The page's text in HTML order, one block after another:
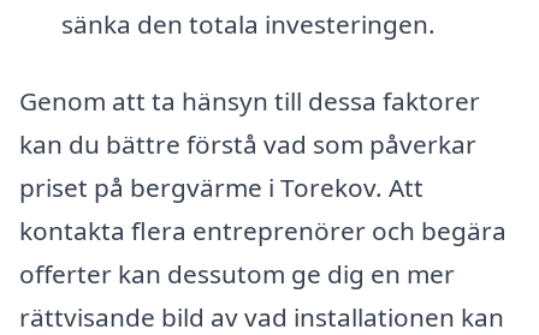
sänka den totala investeringen.
Genom att ta hänsyn till dessa faktorer
kan du bättre förstå vad som påverkar
priset på bergvärme i Torekov. Att
kontakta flera entreprenörer och begära
offerter kan dessutom ge dig en mer
rättvisande bild av vad installationen kan